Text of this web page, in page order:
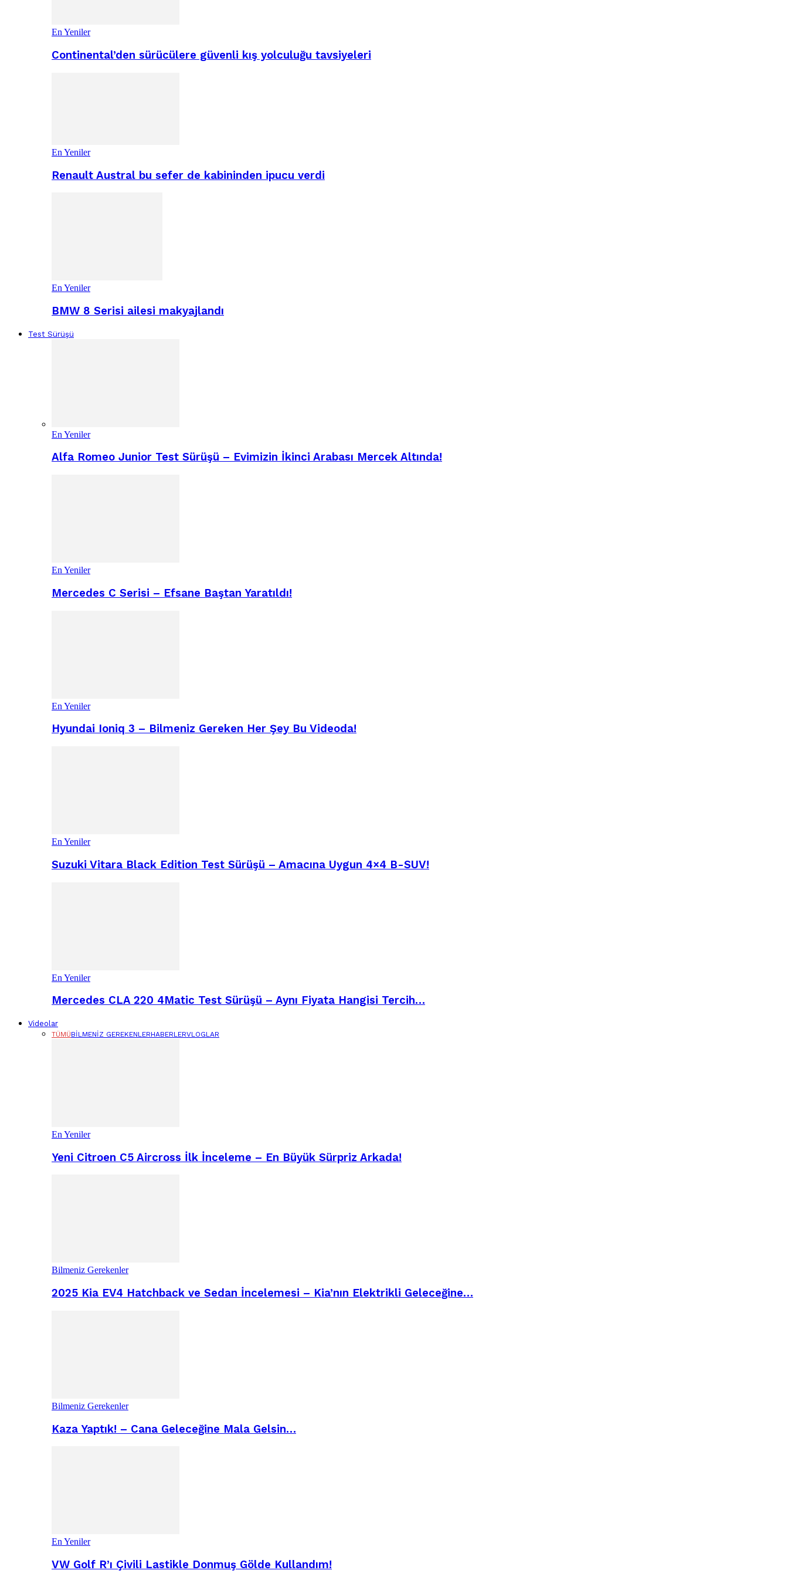
En Yeniler
Continental’den sürücülere güvenli kış yolculuğu tavsiyeleri
En Yeniler
Renault Austral bu sefer de kabininden ipucu verdi
En Yeniler
BMW 8 Serisi ailesi makyajlandı
Test Sürüşü
En Yeniler
Alfa Romeo Junior Test Sürüşü – Evimizin İkinci Arabası Mercek Altında!
En Yeniler
Mercedes C Serisi – Efsane Baştan Yaratıldı!
En Yeniler
Hyundai Ioniq 3 – Bilmeniz Gereken Her Şey Bu Videoda!
En Yeniler
Suzuki Vitara Black Edition Test Sürüşü – Amacına Uygun 4×4 B-SUV!
En Yeniler
Mercedes CLA 220 4Matic Test Sürüşü – Aynı Fiyata Hangisi Tercih…
Videolar
TÜMÜBILMENIZ GEREKENLERHABERLERVLOGLAR
En Yeniler
Yeni Citroen C5 Aircross İlk İnceleme – En Büyük Sürpriz Arkada!
Bilmeniz Gerekenler
2025 Kia EV4 Hatchback ve Sedan İncelemesi – Kia’nın Elektrikli Geleceğine…
Bilmeniz Gerekenler
Kaza Yaptık! – Cana Geleceğine Mala Gelsin…
En Yeniler
VW Golf R’ı Çivili Lastikle Donmuş Gölde Kullandım!